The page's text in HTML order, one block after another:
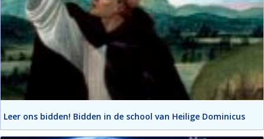
Leer ons bidden! Bidden in de school van Heilige Dominicus